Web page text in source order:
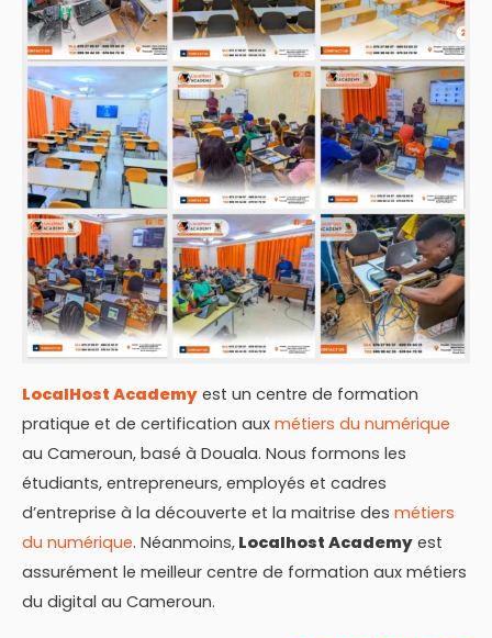
LocalHost Academy est un centre de formation
pratique et de certification aux métiers du numérique
au Cameroun, basé à Douala. Nous formons les
étudiants, entrepreneurs, employés et cadres
d’entreprise à la découverte et la maitrise des métiers
du numérique. Néanmoins, Localhost Academy est
assurément le meilleur centre de formation aux métiers
du digital au Cameroun.